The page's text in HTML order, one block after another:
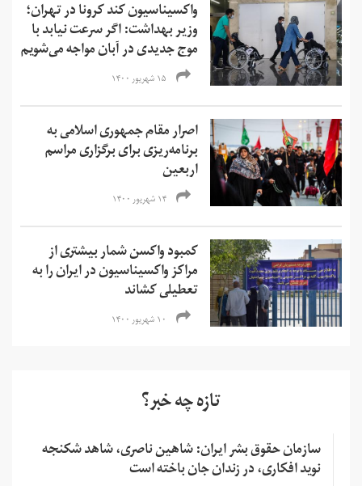
واکسیناسیون کند کرونا در تهران؛
وزیر بهداشت: اگر سرعت نیابد با
موج جدیدی در آبان‌ مواجه می‌شویم
۱۵ شهریور ۱۴۰۰
اصرار مقام‌ جمهوری اسلامی به
برنامه‌ریزی برای برگزاری مراسم
اربعین
۱۴ شهریور ۱۴۰۰
کمبود واکسن شمار بیشتری از
مراکز واکسیناسیون در ایران را به
تعطیلی کشاند
۱۰ شهریور ۱۴۰۰
تازه چه خبر؟
سازمان حقوق بشر ایران: شاهین ناصری، شاهد شکنجه
نوید افکاری، در زندان جان باخته است